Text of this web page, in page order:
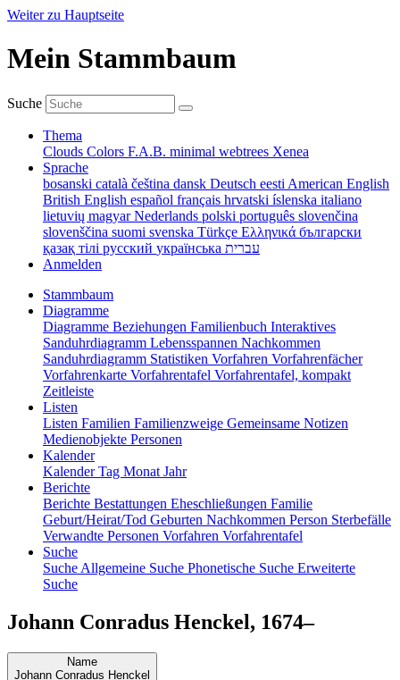
Weiter zu Hauptseite
Mein Stammbaum
Suche
Thema
Clouds Colors F.A.B. minimal webtrees Xenea
Sprache
bosanski català čeština dansk Deutsch eesti American English
British English español français hrvatski íslenska italiano
lietuvių magyarNederlands polski português slovenčina
slovenščina suomi svenska Türkçe Ελληνικά български
қазақ тілі русский українська עברית
Anmelden
Stammbaum
Diagramme
Diagramme Beziehungen Familienbuch Interaktives
Sanduhrdiagramm Lebensspannen Nachkommen
Sanduhrdiagramm Statistiken Vorfahren Vorfahrenfächer
Vorfahrenkarte Vorfahrentafel Vorfahrentafel, kompakt
Zeitleiste
Listen
Listen Familien Familienzweige Gemeinsame Notizen
Medienobjekte Personen
Kalender
KalenderTag Monat Jahr
Berichte
Berichte Bestattungen Eheschließungen Familie
Geburt/Heirat/Tod Geburten Nachkommen Person Sterbefälle
Verwandte Personen Vorfahren Vorfahrentafel
Suche
Suche Allgemeine Suche Phonetische Suche Erweiterte
Suche
Johann Conradus Henckel, 1674–
Name
Johann Conradus Henckel